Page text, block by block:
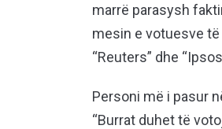
marrë parasysh
mesin e votuesve
“Reuters” dhe
Personi më i pasur
“Burrat duhet të